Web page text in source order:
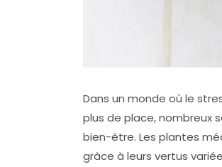
Dans un monde où le
plus de place, nombreux
bien-être. Les plantes
grâce à leurs vertus